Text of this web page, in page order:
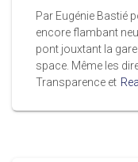
Par Eugénie Bastié
encore flambant
pont jouxtant la gare
space. Même les
Transparence et